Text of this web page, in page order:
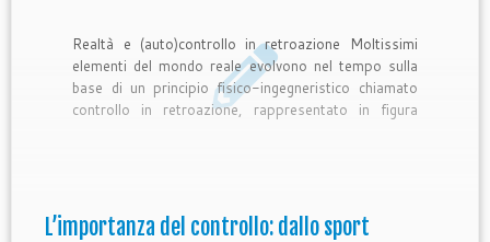
Realtà e (auto)controllo in retroazione Moltissimi
elementi del mondo reale evolvono nel tempo sulla
base di un principio fisico-ingegneristico chiamato
controllo in retroazione, rappresentato in figura
L’importanza del controllo: dallo sport